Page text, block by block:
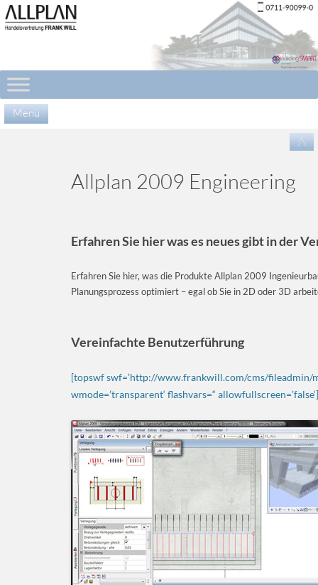
Menü
/\
Allplan 2009 Engineering
Erfahren Sie hier was es neues gibt in der
Erfahren Sie hier, was die Produkte Allplan 2009
Planungsprozess optimiert – egal ob Sie in 2D oder 3D
Vereinfachte Benutzerführung
[topswf swf=’http://www.frankwill.com/cms/fileadmin/
wmode=’transparent‘ flashvars=“ allowfullscreen=’false‘]